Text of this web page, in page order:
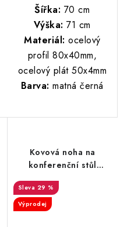
Šířka: 70 cm
Výška: 71 cm
Materiál: ocelový
profil 80x40mm,
ocelový plát 50x4mm
Barva: matná černá
Kovová noha na
konferenční stůl
SKND17
29 %
Výprodej